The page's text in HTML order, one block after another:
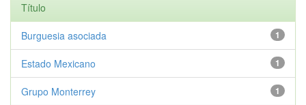
Título
1
Burguesia asociada
1
Estado Mexicano
1
Grupo Monterrey